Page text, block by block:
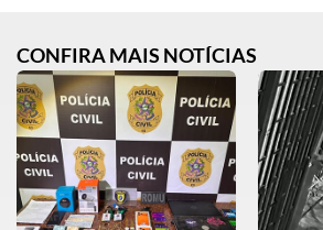
CONFIRA MAIS NOTÍCIAS